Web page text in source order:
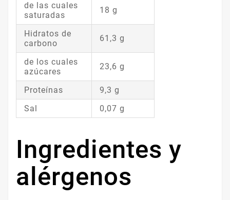
de las cuales
saturadas
18 g
Hidratos de
carbono
61,3 g
de los cuales
azúcares
23,6 g
Proteínas
9,3 g
Sal
0,07 g
Ingredientes y
alérgenos